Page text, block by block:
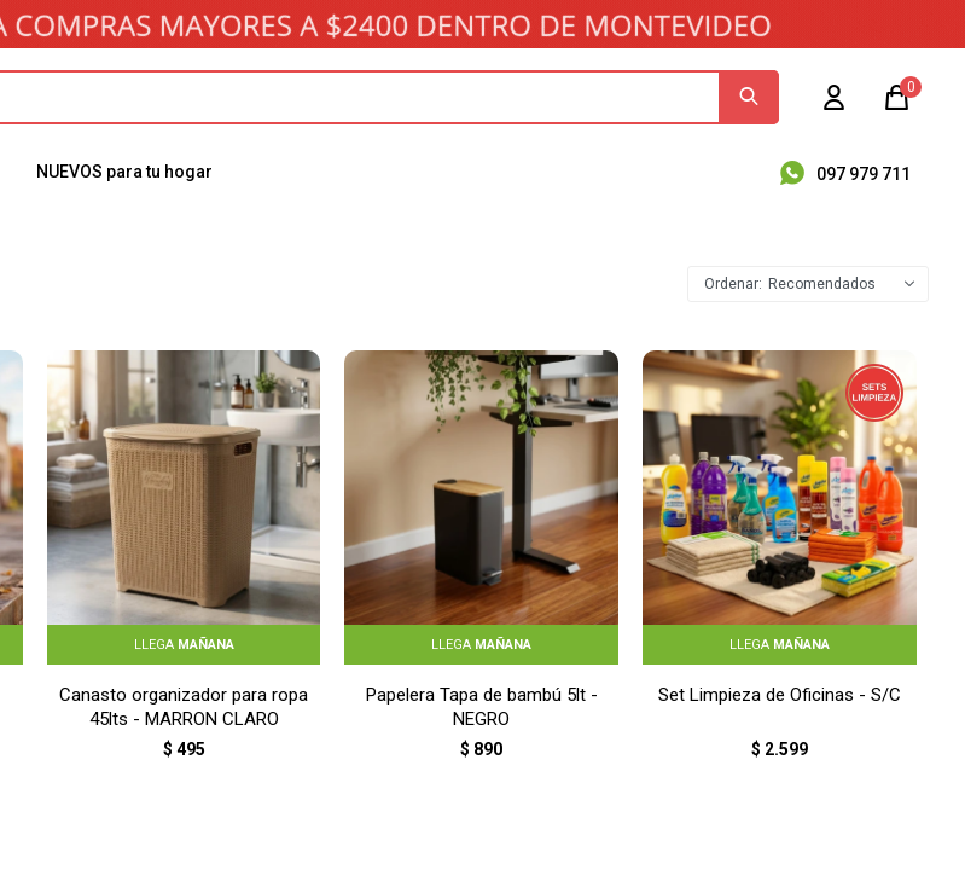
NUEVOS para tu hogar 097 979 711
0
Recomendados
LLEGA MAÑANA
Canasto organizador para ropa
45lts - MARRON CLARO
$ 495
LLEGA MAÑANA
Papelera Tapa de bambú 5lt -
NEGRO
$ 890
LLEGA MAÑANA
Set Limpieza de Oficinas - S/C
$ 2.599